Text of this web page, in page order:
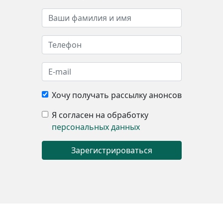
Хочу получать рассылку анонсов
Я согласен на обработку
персональных данных